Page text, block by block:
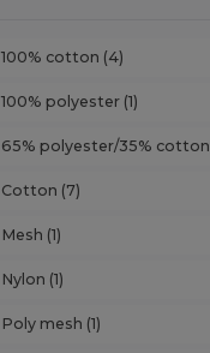
100% cotton (4)
100% polyester (1)
65% polyester/35% cotton
Cotton (7)
Mesh (1)
Nylon (1)
Poly mesh (1)